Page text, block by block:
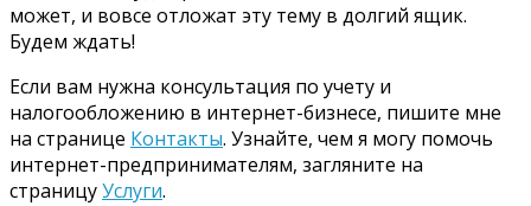
может, и вовсе отложат эту тему в долгий ящик.
Будем ждать!
Если вам нужна консультация по учету и
налогообложению в интернет-бизнесе, пишите мне
на странице Контакты. Узнайте, чем я могу помочь
интернет-предпринимателям, загляните на
страницуУслуги.